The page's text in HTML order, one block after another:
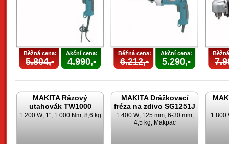
Běžná cena:
5.804,-
Akční cena:
4.990,-
Běžná cena:
6.212,-
Akční cena:
5.290,-
MAKITA Rázový
utahovák TW1000
1.200 W; 1"; 1.000 Nm; 8,6 kg
MAKITA Drážkovací
fréza na zdivo SG1251J
1.400 W; 125 mm; 6-30 mm;
4,5 kg; Makpac
1.800